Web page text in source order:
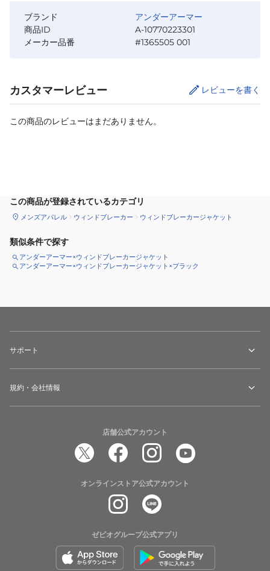
ブランド
アンダーアーマー
商品ID
A-10770223301
メーカー品番
#1365505 001
カスタマーレビュー レビューを書く
この商品のレビューはまだありません。
この商品が登録されているカテゴリ
メンズアパレル ウィンドブレーカー ウィンドブレーカージャケット
類似条件で探す
アンダーアーマー×ウィンドブレーカージャケット
アンダーアーマー×ウィンドブレーカージャケット×ブラック
サポート
規約・会社情報
店舗公式アカウント
オンラインストア公式アカウント
ゼビオグループ公式アプリ